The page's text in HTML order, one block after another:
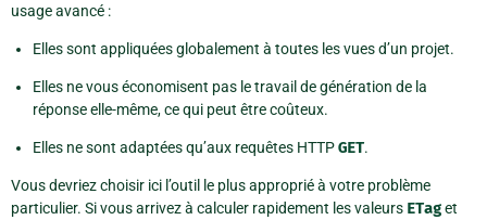
usage avancé :
Elles sont appliquées globalement à toutes les vues d’un projet.
Elles ne vous économisent pas le travail de génération de la
réponse elle-même, ce qui peut être coûteux.
Elles ne sont adaptées qu’aux requêtes HTTPGET.
Vous devriez choisir ici l’outil le plus approprié à votre problème
particulier. Si vous arrivez à calculer rapidement les valeurs ETaget